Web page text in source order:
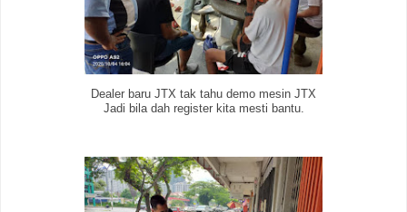
Dealer baru JTX tak tahu demo mesin JTX
Jadi bila dah register kita mesti bantu.